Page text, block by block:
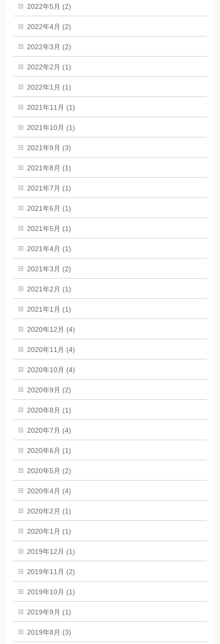
2022年5月 (2)
2022年4月 (2)
2022年3月 (2)
2022年2月 (1)
2022年1月 (1)
2021年11月 (1)
2021年10月 (1)
2021年9月 (3)
2021年8月 (1)
2021年7月 (1)
2021年6月 (1)
2021年5月 (1)
2021年4月 (1)
2021年3月 (2)
2021年2月 (1)
2021年1月 (1)
2020年12月 (4)
2020年11月 (4)
2020年10月 (4)
2020年9月 (2)
2020年8月 (1)
2020年7月 (4)
2020年6月 (1)
2020年5月 (2)
2020年4月 (4)
2020年2月 (1)
2020年1月 (1)
2019年12月 (1)
2019年11月 (2)
2019年10月 (1)
2019年9月 (1)
2019年8月 (3)